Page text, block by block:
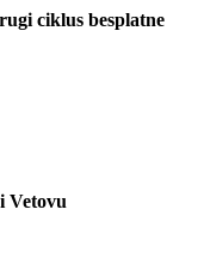
ciklus besplatne
Vetovu